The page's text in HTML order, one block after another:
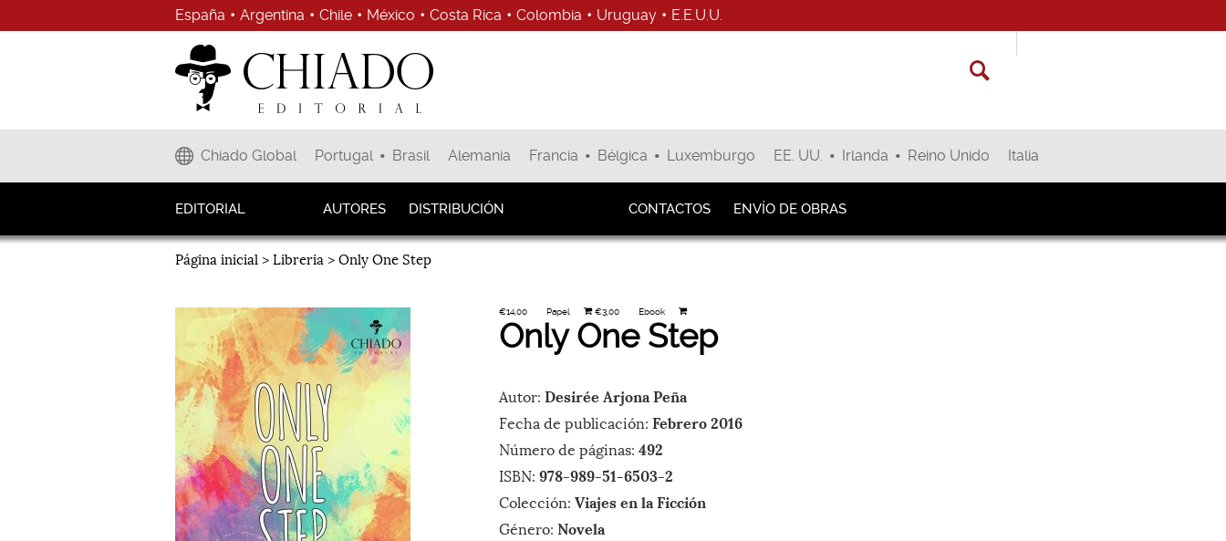
España • Argentina • Chile • México • Costa Rica • Colombia • Uruguay • E.E.U.U.
Chiado Global Portugal • Brasil Alemania Francia • Bélgica • Luxemburgo EE. UU. • Irlanda • Reino Unido Italia
EDITORIAL AUTORES DISTRIBUCIÓN CONTACTOS ENVÍO DE OBRAS
Página inicial > Libreria > Only One Step
€14,00 Papel €3,00 Ebook
Only One Step
Autor: Desirée Arjona Peña
Fecha de publicación: Febrero 2016
Número de páginas: 492
ISBN: 978-989-51-6503-2
Colección: Viajes en la Ficción
Género: Novela